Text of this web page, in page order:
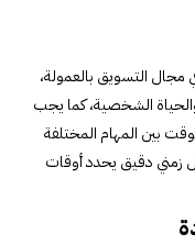
التسويق بالعمولة،
الشخصية، كما يجب
بين المهام المختلفة
دقيق يحدد أوقات